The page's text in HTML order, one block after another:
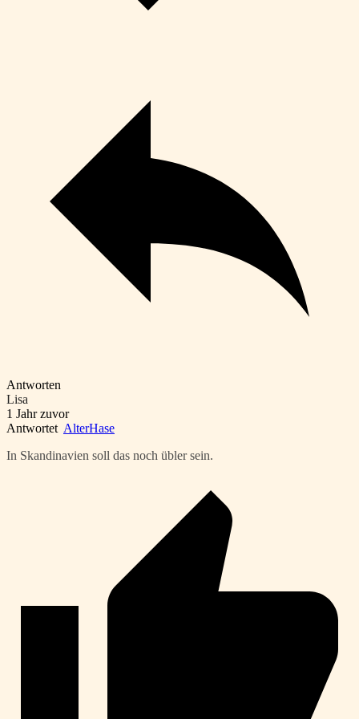
Antworten
Lisa
1 Jahr zuvor
Antwortet AlterHase
In Skandinavien soll das noch übler sein.